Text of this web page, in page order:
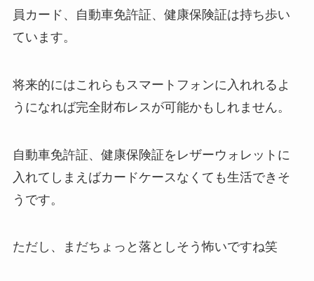
員カード、自動車免許証、健康保険証は持ち歩い
ています。
将来的にはこれらもスマートフォンに入れれるよ
うになれば完全財布レスが可能かもしれません。
自動車免許証、健康保険証をレザーウォレットに
入れてしまえばカードケースなくても生活できそ
うです。
ただし、まだちょっと落としそう怖いですね笑